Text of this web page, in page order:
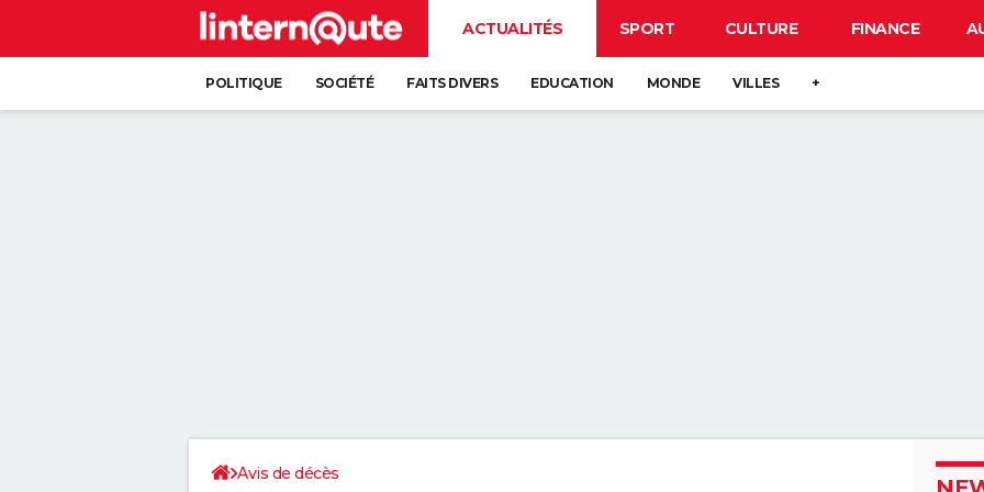
ACTUALITÉS SPORT CULTURE FINANCE
POLITIQUE SOCIÉTÉ FAITS DIVERS EDUCATION MONDE VILLES +
Avis de décès